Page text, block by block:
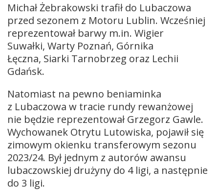
Michał Żebrakowski trafił do Lubaczowa
przed sezonem z Motoru Lublin. Wcześniej
reprezentował barwy m.in. Wigier
Suwałki, Warty Poznań, Górnika
Łęczna, Siarki Tarnobrzeg oraz Lechii
Gdańsk.
Natomiast na pewno beniaminka
z Lubaczowa w tracie rundy rewanżowej
nie będzie reprezentował Grzegorz Gawle.
Wychowanek Otrytu Lutowiska, pojawił się
zimowym okienku transferowym sezonu
2023/24. Był jednym z autorów awansu
lubaczowskiej drużyny do 4 ligi, a następnie
do 3 ligi.